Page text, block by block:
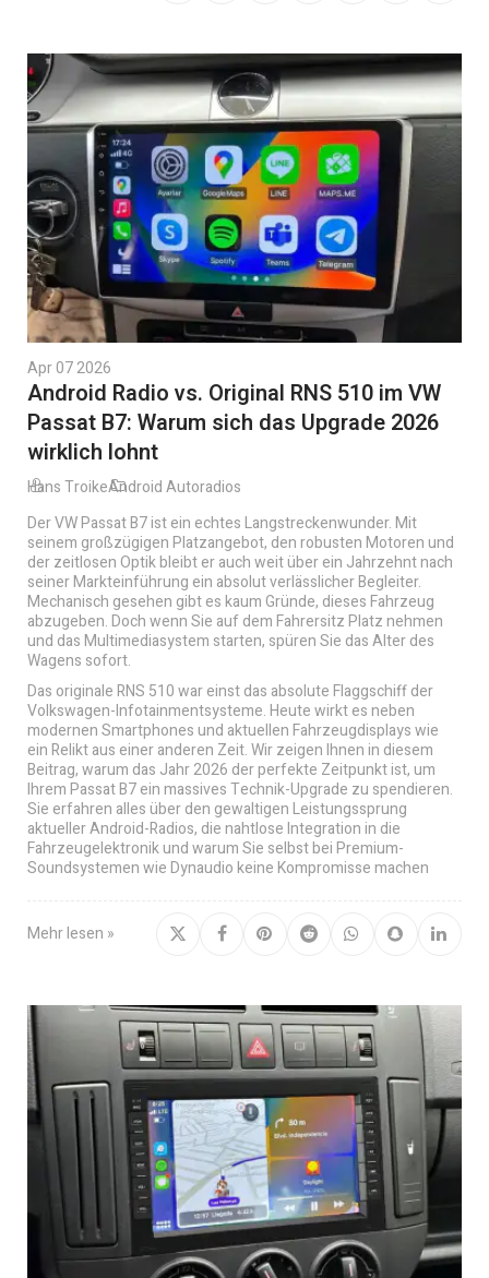
Apr 07 2026
Android Radio vs. Original RNS 510 im VW
Passat B7: Warum sich das Upgrade 2026
wirklich lohnt
Hans TroikeAndroid Autoradios
Der VW Passat B7 ist ein echtes Langstreckenwunder. Mit
seinem großzügigen Platzangebot, den robusten Motoren und
der zeitlosen Optik bleibt er auch weit über ein Jahrzehnt nach
seiner Markteinführung ein absolut verlässlicher Begleiter.
Mechanisch gesehen gibt es kaum Gründe, dieses Fahrzeug
abzugeben. Doch wenn Sie auf dem Fahrersitz Platz nehmen
und das Multimediasystem starten, spüren Sie das Alter des
Wagens sofort.
Das originale RNS 510 war einst das absolute Flaggschiff der
Volkswagen-Infotainmentsysteme. Heute wirkt es neben
modernen Smartphones und aktuellen Fahrzeugdisplays wie
ein Relikt aus einer anderen Zeit. Wir zeigen Ihnen in diesem
Beitrag, warum das Jahr 2026 der perfekte Zeitpunkt ist, um
Ihrem Passat B7 ein massives Technik-Upgrade zu spendieren.
Sie erfahren alles über den gewaltigen Leistungssprung
aktueller Android-Radios, die nahtlose Integration in die
Fahrzeugelektronik und warum Sie selbst bei Premium-
Soundsystemen wie Dynaudio keine Kompromisse machen
Mehr lesen »